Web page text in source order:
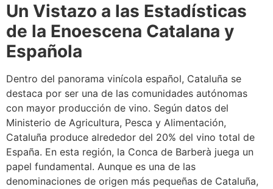
Un Vistazo a las Estadísticas
de la Enoescena Catalana y
Española
Dentro del panorama vinícola español, Cataluña se
destaca por ser una de las comunidades autónomas
con mayor producción de vino. Según datos del
Ministerio de Agricultura, Pesca y Alimentación,
Cataluña produce alrededor del 20% del vino total de
España. En esta región, la Conca de Barberà juega un
papel fundamental. Aunque es una de las
denominaciones de origen más pequeñas de Cataluña,